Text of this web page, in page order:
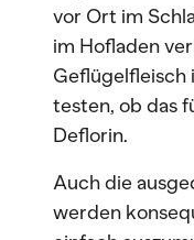
vor Ort im
im Hofladen
Geflügelfleisch
testen, ob das
Deflorin.
Auch die
werden